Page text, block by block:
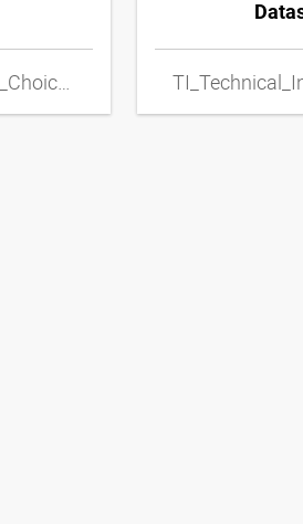
TI_HF-Questionnaire_Choice_of_Metal_Hose_Lines_ENxpdf